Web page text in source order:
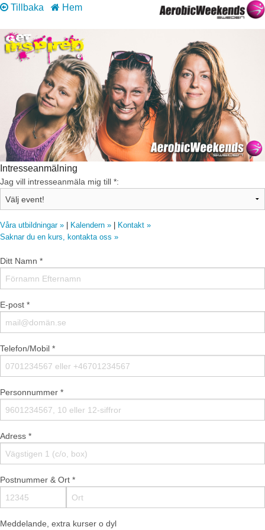
Tillbaka Hem
Intresseanmälning
Jag vill intresseanmäla mig till *:
Våra utbildningar » Kalendern »
Kontakt »
Saknar du en kurs, kontakta oss »
Ditt Namn *
E-post *
Telefon/Mobil *
Personnummer *
Adress *
Postnummer & Ort *
Meddelande, extra kurser o dyl